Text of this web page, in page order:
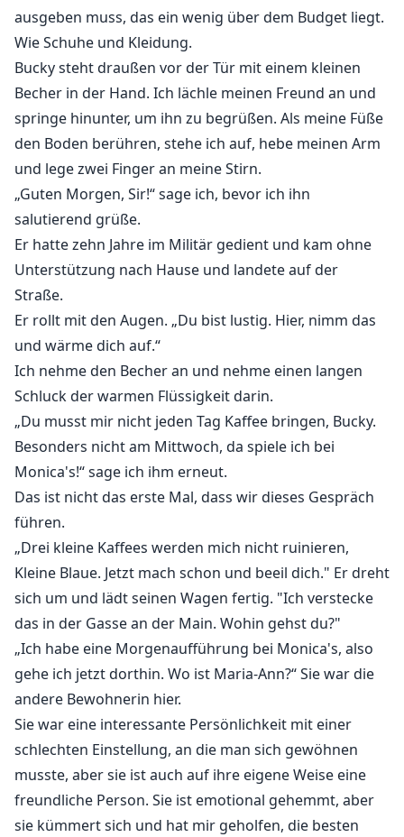
Natürlich lehne ich ab, weil ich ein bisschen Würde
habe, aber als meine Welt auf den Kopf gestellt wird,
habe ich keine andere Wahl, als zuzustimmen. Dank
ihm kann ich nicht in mein altes Leben zurückkehren,
und jetzt stecke ich in seinem fest.
Ich bin sein Aufstand gegen seine Familie und der
Dorn in seinem Fleisch... Seine Worte, nicht meine...
Wir kommen aus verschiedenen Welten und das
bedeutet, dass diese Welten irgendwann
aufeinanderprallen und damit das ganze Vorhaben
auseinanderreißen. Weißt du, einfach ein ganz
normaler Dienstag.
Also, was machen zwei Menschen, wenn alles schief
läuft?
Nun, lass es mich dir erzählen...
ausgeben muss, das ein wenig über dem Budget liegt.
Wie Schuhe und Kleidung.
Bucky steht draußen vor der Tür mit einem kleinen
Becher in der Hand. Ich lächle meinen Freund an und
springe hinunter, um ihn zu begrüßen. Als meine Füße
den Boden berühren, stehe ich auf, hebe meinen Arm
und lege zwei Finger an meine Stirn.
„Guten Morgen, Sir!“ sage ich, bevor ich ihn
salutierend grüße.
Er hatte zehn Jahre im Militär gedient und kam ohne
Unterstützung nach Hause und landete auf der
Straße.
Er rollt mit den Augen. „Du bist lustig. Hier, nimm das
und wärme dich auf.“
Ich nehme den Becher an und nehme einen langen
Schluck der warmen Flüssigkeit darin.
„Du musst mir nicht jeden Tag Kaffee bringen, Bucky.
Besonders nicht am Mittwoch, da spiele ich bei
Monica's!“ sage ich ihm erneut.
Das ist nicht das erste Mal, dass wir dieses Gespräch
führen.
„Drei kleine Kaffees werden mich nicht ruinieren,
Kleine Blaue. Jetzt mach schon und beeil dich." Er dreht
sich um und lädt seinen Wagen fertig. "Ich verstecke
das in der Gasse an der Main. Wohin gehst du?"
„Ich habe eine Morgenaufführung bei Monica's, also
gehe ich jetzt dorthin. Wo ist Maria-Ann?“ Sie war die
andere Bewohnerin hier.
Sie war eine interessante Persönlichkeit mit einer
schlechten Einstellung, an die man sich gewöhnen
musste, aber sie ist auch auf ihre eigene Weise eine
freundliche Person. Sie ist emotional gehemmt, aber
sie kümmert sich und hat mir geholfen, die besten